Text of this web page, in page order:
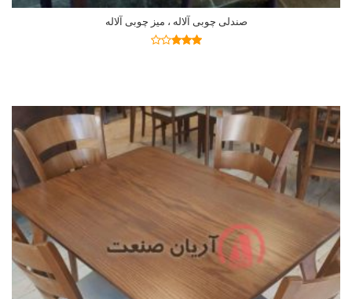
صندلی چوبی آلاله ، میز چوبی آلاله
اطلاعات بیشتر